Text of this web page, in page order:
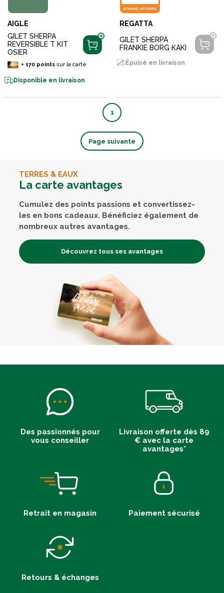
AIGLE
GILET SHERPA
REVERSIBLE T KIT
OSIER
+ 170pointssur la carte
Disponible en livraison
BONNE AFFAIRE
REGATTA
GILET SHERPA
FRANKIE BORG KAKI
Épuisé en livraison
1
Page suivante
TERRES & EAUX
La carte avantages
Cumulez des points passions et convertissez-
les en bons cadeaux. Bénéficiez également de
nombreux autres avantages.
Découvrez tous ses avantages
Des passionnés pour
vous conseiller
Livraison offerte dès 89
€ avec la carte
avantages*
Retrait en magasin Paiement sécurisé
Retours & échanges